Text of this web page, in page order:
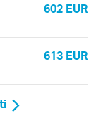
602 EUR
613 EUR